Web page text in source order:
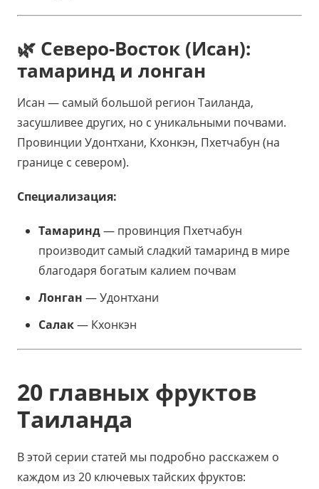
🌿 Северо-Восток (Исан):
тамаринд и лонган
Исан — самый большой регион Таиланда,
засушливее других, но с уникальными почвами.
Провинции Удонтхани, Кхонкэн, Пхетчабун (на
границе с севером).
Специализация:
Тамаринд— провинция Пхетчабун
производит самый сладкий тамаринд в мире
благодаря богатым калием почвам
Лонган — Удонтхани
Салак— Кхонкэн
20 главных фруктов
Таиланда
В этой серии статей мы подробно расскажем о
каждом из 20 ключевых тайских фруктов: